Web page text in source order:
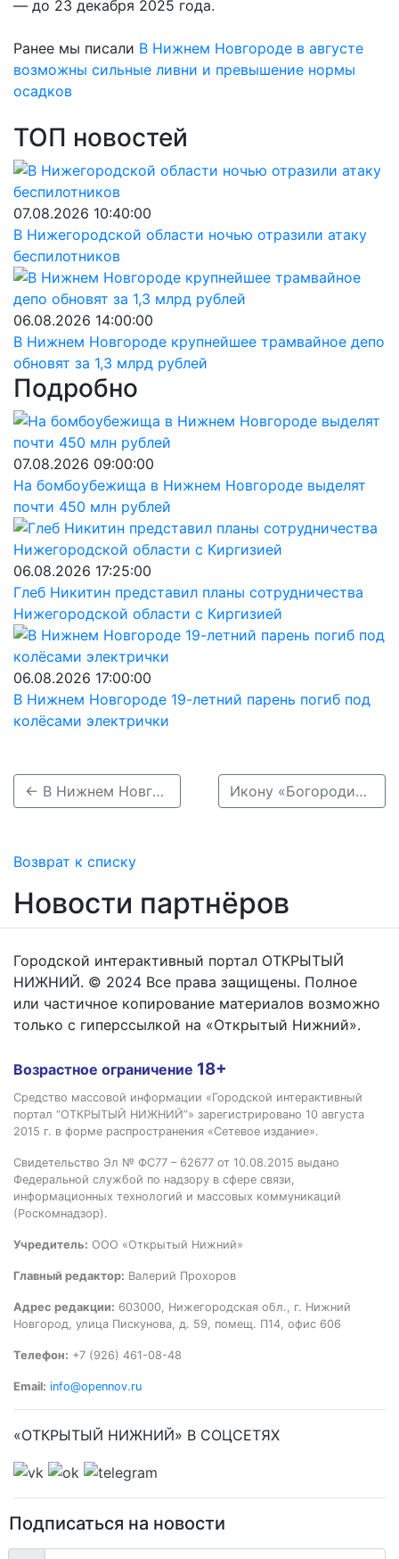
— до 23 декабря 2025 года.
Ранее мы писали В Нижнем Новгороде в августе
возможны сильные ливни и превышение нормы
осадков
ТОП новостей
07.08.2026 10:40:00
В Нижегородской области ночью отразили атаку
беспилотников
06.08.2026 14:00:00
В Нижнем Новгороде крупнейшее трамвайное депо
обновят за 1,3 млрд рублей
Подробно
07.08.2026 09:00:00
На бомбоубежища в Нижнем Новгороде выделят
почти 450 млн рублей
06.08.2026 17:25:00
Глеб Никитин представил планы сотрудничества
Нижегородской области с Киргизией
06.08.2026 17:00:00
В Нижнем Новгороде 19-летний парень погиб под
колёсами электрички
← В Нижнем Новгороде установили памятник изобретателю Ивану Кулибину Икону «Богородица — Спасительница народа Римского» привезут в Нижний Новгород →
Возврат к списку
Новости партнёров
Городской интерактивный портал ОТКРЫТЫЙ
НИЖНИЙ. © 2024 Все права защищены. Полное
или частичное копирование материалов возможно
только с гиперссылкой на «Открытый Нижний».
Возрастное ограничение 18+
Средство массовой информации «Городской интерактивный
портал “ОТКРЫТЫЙ НИЖНИЙ”» зарегистрировано 10 августа
2015 г. в форме распространения «Сетевое издание».
Свидетельство Эл № ФС77 – 62677 от 10.08.2015 выдано
Федеральной службой по надзору в сфере связи,
информационных технологий и массовых коммуникаций
(Роскомнадзор).
Учредитель: ООО «Открытый Нижний»
Главный редактор: Валерий Прохоров
Адрес редакции: 603000, Нижегородская обл., г. Нижний
Новгород, улица Пискунова, д. 59, помещ. П14, офис 606
Телефон: +7 (926) 461-08-48
Email: info@opennov.ru
«ОТКРЫТЫЙ НИЖНИЙ» В СОЦСЕТЯХ
Подписаться на новости